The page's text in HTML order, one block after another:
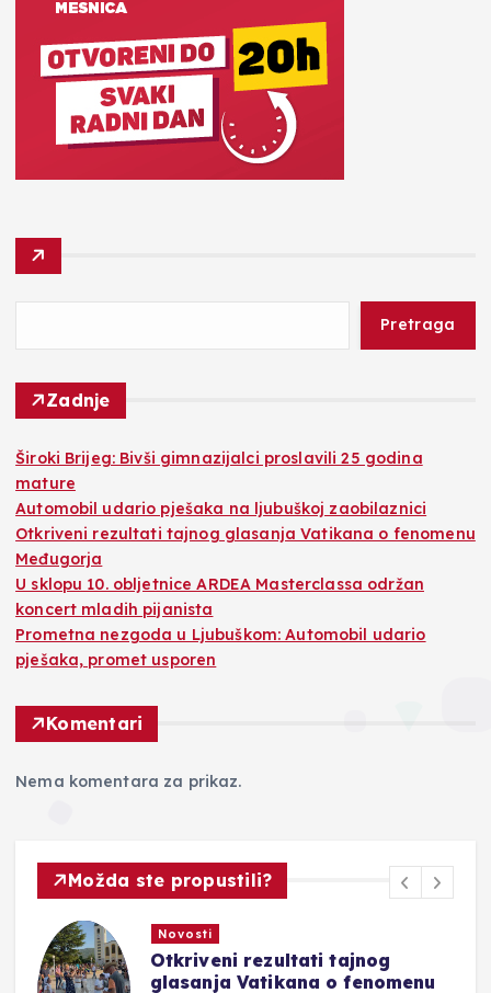
Pretraga
Zadnje
Široki Brijeg: Bivši gimnazijalci proslavili 25 godina
mature
Automobil udario pješaka na ljubuškoj zaobilaznici
Otkriveni rezultati tajnog glasanja Vatikana o fenomenu
Međugorja
U sklopu 10. obljetnice ARDEA Masterclassa održan
koncert mladih pijanista
Prometna nezgoda u Ljubuškom: Automobil udario
pješaka, promet usporen
Komentari
Nema komentara za prikaz.
Možda ste propustili?
U sklopu 10. obljetnice
Masterclassa održan